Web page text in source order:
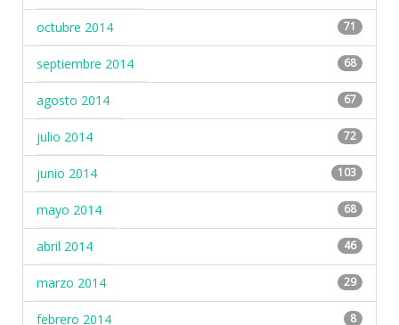
octubre 2014 71
septiembre 2014 68
agosto 2014 67
julio 2014 72
junio 2014 103
mayo 2014 68
abril 2014 46
marzo 2014 29
febrero 2014 8